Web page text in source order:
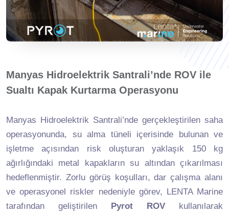
Manyas Hidroelektrik Santrali’nde ROV ile
Sualtı Kapak Kurtarma Operasyonu
Manyas Hidroelektrik Santrali’nde gerçekleştirilen saha
operasyonunda, su alma tüneli içerisinde bulunan ve
işletme açısından risk oluşturan yaklaşık 150 kg
ağırlığındaki metal kapakların su altından çıkarılması
hedeflenmiştir. Zorlu görüş koşulları, dar çalışma alanı
ve operasyonel riskler nedeniyle görev, LENTA Marine
tarafından geliştirilen Pyrot ROV kullanılarak